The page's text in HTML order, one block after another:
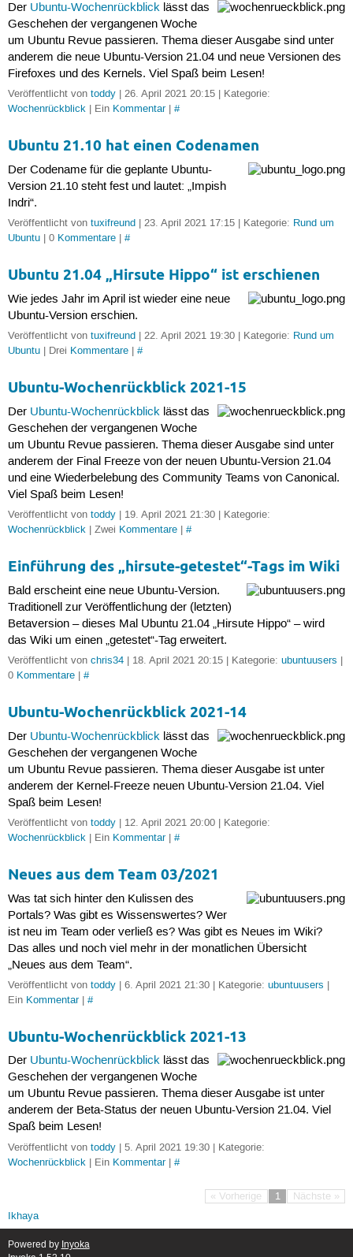
Der Ubuntu-Wochenrückblicklässt das
Geschehen der vergangenen Woche
um Ubuntu Revue passieren. Thema dieser Ausgabe sind unter
anderem die neue Ubuntu-Version 21.04 und neue Versionen des
Firefoxes und des Kernels. Viel Spaß beim Lesen!
Veröffentlicht von toddy| 26. April 2021 20:15 | Kategorie:
Wochenrückblick| Ein Kommentar| #
Ubuntu 21.10 hat einen Codenamen
Der Codename für die geplante Ubuntu-
Version 21.10 steht fest und lautet: „Impish
Indri“.
Veröffentlicht von tuxifreund| 23. April 2021 17:15 | Kategorie: Rund um
Ubuntu| 0 Kommentare| #
Ubuntu 21.04 „Hirsute Hippo“ ist erschienen
Wie jedes Jahr im April ist wieder eine neue
Ubuntu-Version erschien.
Veröffentlicht von tuxifreund| 22. April 2021 19:30 | Kategorie: Rund um
Ubuntu| Drei Kommentare| #
Ubuntu-Wochenrückblick 2021-15
Der Ubuntu-Wochenrückblicklässt das
Geschehen der vergangenen Woche
um Ubuntu Revue passieren. Thema dieser Ausgabe sind unter
anderem der Final Freeze von der neuen Ubuntu-Version 21.04
und eine Wiederbelebung des Community Teams von Canonical.
Viel Spaß beim Lesen!
Veröffentlicht von toddy| 19. April 2021 21:30 | Kategorie:
Wochenrückblick| Zwei Kommentare| #
Einführung des „hirsute-getestet“-Tags im Wiki
Bald erscheint eine neue Ubuntu-Version.
Traditionell zur Veröffentlichung der (letzten)
Betaversion – dieses Mal Ubuntu 21.04 „Hirsute Hippo“ – wird
das Wiki um einen „getestet“-Tag erweitert.
Veröffentlicht von chris34| 18. April 2021 20:15 | Kategorie: ubuntuusers |
0 Kommentare| #
Ubuntu-Wochenrückblick 2021-14
Der Ubuntu-Wochenrückblicklässt das
Geschehen der vergangenen Woche
um Ubuntu Revue passieren. Thema dieser Ausgabe ist unter
anderem der Kernel-Freeze neuen Ubuntu-Version 21.04. Viel
Spaß beim Lesen!
Veröffentlicht von toddy| 12. April 2021 20:00 | Kategorie:
Wochenrückblick| Ein Kommentar| #
Neues aus dem Team 03/2021
Was tat sich hinter den Kulissen des
Portals? Was gibt es Wissenswertes? Wer
ist neu im Team oder verließ es? Was gibt es Neues im Wiki?
Das alles und noch viel mehr in der monatlichen Übersicht
„Neues aus dem Team“.
Veröffentlicht von toddy| 6. April 2021 21:30 | Kategorie: ubuntuusers |
Ein Kommentar| #
Ubuntu-Wochenrückblick 2021-13
Der Ubuntu-Wochenrückblicklässt das
Geschehen der vergangenen Woche
um Ubuntu Revue passieren. Thema dieser Ausgabe ist unter
anderem der Beta-Status der neuen Ubuntu-Version 21.04. Viel
Spaß beim Lesen!
Veröffentlicht von toddy| 5. April 2021 19:30 | Kategorie:
Wochenrückblick| Ein Kommentar| #
« Vorherige 1 Nächste »
Ikhaya
Powered by Inyoka